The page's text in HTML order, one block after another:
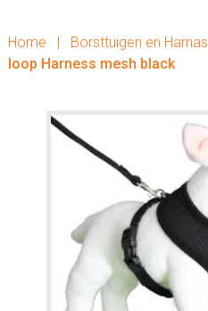
Home | Borsttuigen en Harnas
loop Harness mesh black